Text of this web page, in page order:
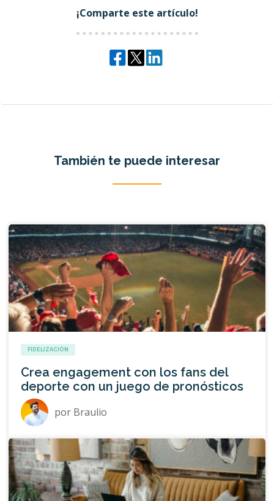
¡Comparte este artículo!
También te puede interesar
FIDELIZACIÓN
Crea engagement con los fans del
deporte con un juego de pronósticos
por Braulio